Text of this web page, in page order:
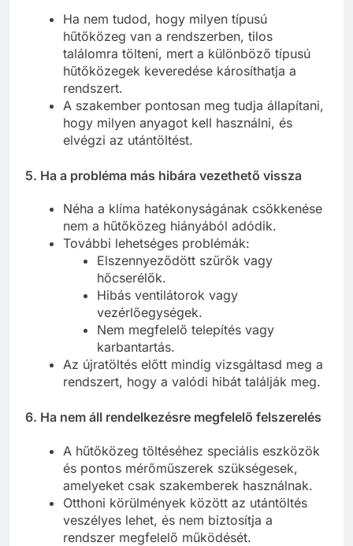
Ha nem tudod, hogy milyen típusú
hűtőközeg van a rendszerben, tilos
találomra tölteni, mert a különböző típusú
hűtőközegek keveredése károsíthatja a
rendszert.
A szakember pontosan meg tudja állapítani,
hogy milyen anyagot kell használni, és
elvégzi az utántöltést.
5. Ha a probléma más hibára vezethető vissza
Néha a klíma hatékonyságának csökkenése
nem a hűtőközeg hiányából adódik.
További lehetséges problémák:
Elszennyeződött szűrők vagy
hőcserélők.
Hibás ventilátorok vagy
vezérlőegységek.
Nem megfelelő telepítés vagy
karbantartás.
Az újratöltés előtt mindig vizsgáltasd meg a
rendszert, hogy a valódi hibát találják meg.
6. Ha nem áll rendelkezésre megfelelő felszerelés
A hűtőközeg töltéséhez speciális eszközök
és pontos mérőműszerek szükségesek,
amelyeket csak szakemberek használnak.
Otthoni körülmények között az utántöltés
veszélyes lehet, és nem biztosítja a
rendszer megfelelő működését.